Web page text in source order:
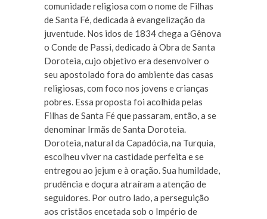
comunidade religiosa com o nome de Filhas
de Santa Fé, dedicada à evangelização da
juventude. Nos idos de 1834 chega a Gênova
o Conde de Passi, dedicado à Obra de Santa
Doroteia, cujo objetivo era desenvolver o
seu apostolado fora do ambiente das casas
religiosas, com foco nos jovens e crianças
pobres. Essa proposta foi acolhida pelas
Filhas de Santa Fé que passaram, então, a se
denominar Irmãs de Santa Doroteia.
Doroteia, natural da Capadócia, na Turquia,
escolheu viver na castidade perfeita e se
entregou ao jejum e à oração. Sua humildade,
prudência e doçura atraíram a atenção de
seguidores. Por outro lado, a perseguição
aos cristãos encetada sob o Império de